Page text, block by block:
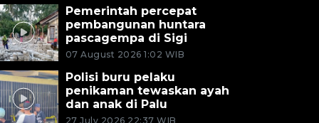
Pemerintah percepat
pembangunan huntara
pascagempa di Sigi
07 August 2026 1:02 WIB
Polisi buru pelaku
penikaman tewaskan ayah
dan anak di Palu
27 July 2026 22:37 WIB